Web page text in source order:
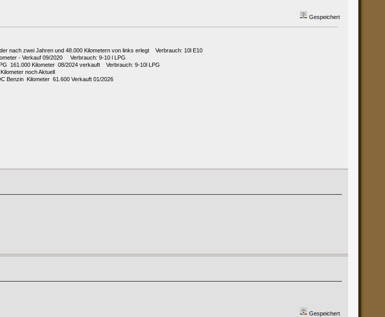
Gespeichert
nach zwei Jahren und 48.000 Kilometern von links erlegt Verbrauch: 10l E10
- Verkauf 09/2020 Verbrauch: 9-10 l LPG
161.000 Kilometer 08/2024 verkauft Verbrauch: 9-10l LPG
noch Aktuell
Benzin Kilometer 61.600 Verkauft 01/2026
Gespeichert